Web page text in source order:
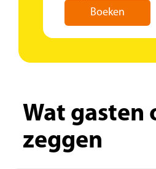
Boeken
Wat gasten
zeggen